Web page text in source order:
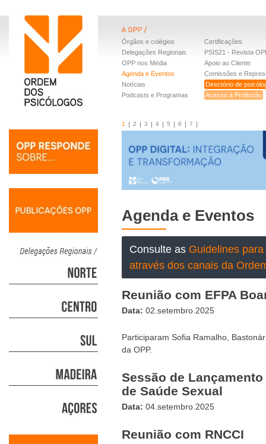
Órgãos e colégios
Delegações Regionais
OPP nos Média
Agenda e Eventos
Notícias
Podcasts e Programas
Certificações
PSIS21 - Revista
Apoio ao Cliente
Comissões e
Directório de
Acesso à Profissão
1 2 3 4 5 6 7
Agenda e Eventos
Consulte as Guidelines
através dos canais da
Reunião com EFPA
Data: 02.setembro.2025
Participaram Sofia Ramalho,
da OPP.
Sessão de
de Saúde Sexual
Data: 04.setembro.2025
Reunião com RNCCI